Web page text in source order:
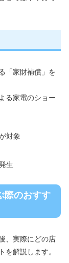
「家財補償」を
る家電のショー
対象
生
際のおすす
、実際にどの店
を解説します。